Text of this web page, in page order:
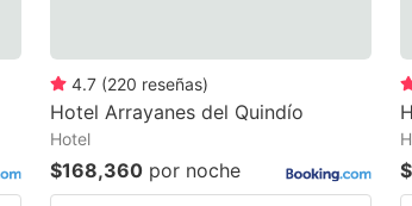
4.7 (220 reseñas)
Hotel Arrayanes del Quindío
Hotel
$168,360 por noche